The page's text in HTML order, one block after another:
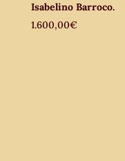
Isabelino Barroco.
1.600,00€